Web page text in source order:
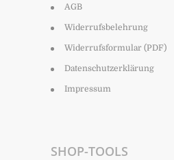
AGB
Widerrufsbelehrung
Widerrufsformular (PDF)
Datenschutzerklärung
Impressum
SHOP-TOOLS